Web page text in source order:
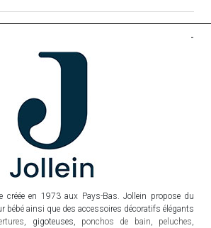
-
créée en 1973 aux Pays-Bas. Jollein propose du
bébé ainsi que des accessoires décoratifs élégants
, gigoteuses, ponchos de bain peluches